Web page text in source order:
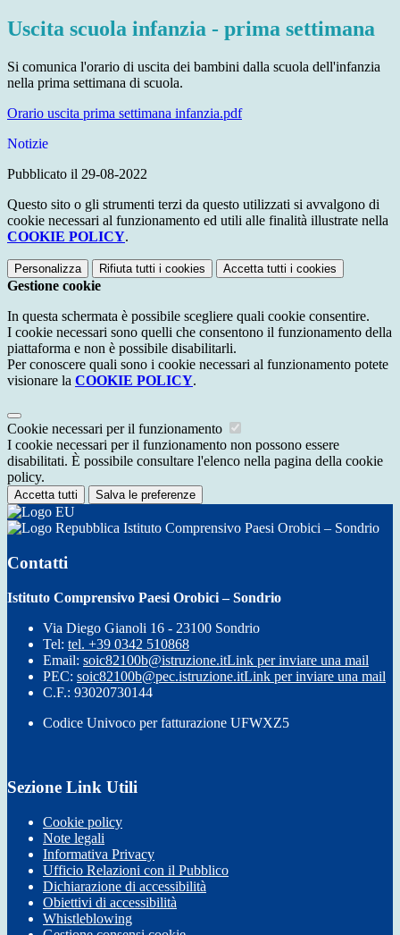
Uscita scuola infanzia - prima settimana
Si comunica l'orario di uscita dei bambini dalla scuola dell'infanzia
nella prima settimana di scuola.
Orario uscita prima settimana infanzia.pdf
Notizie
Pubblicato il 29-08-2022
Questo sito o gli strumenti terzi da questo utilizzati si avvalgono di
cookie necessari al funzionamento ed utili alle finalità illustrate nella
COOKIE POLICY.
Personalizza Rifiuta tutti i cookies Accetta tutti i cookies
Gestione cookie
In questa schermata è possibile scegliere quali cookie consentire.
I cookie necessari sono quelli che consentono il funzionamento della
piattaforma e non è possibile disabilitarli.
Per conoscere quali sono i cookie necessari al funzionamento potete
visionare la COOKIE POLICY.
Cookie necessari per il funzionamento
I cookie necessari per il funzionamento non possono essere
disabilitati. È possibile consultare l'elenco nella pagina della cookie
policy.
Accetta tutti Salva le preferenze
Istituto Comprensivo Paesi Orobici – Sondrio
Contatti
Istituto Comprensivo Paesi Orobici – Sondrio
Via Diego Gianoli 16 - 23100 Sondrio
Tel: tel. +39 0342 510868
Email: soic82100b@istruzione.itLink per inviare una mail
PEC: soic82100b@pec.istruzione.itLink per inviare una mail
C.F.: 93020730144
Codice Univoco per fatturazione UFWXZ5
Sezione Link Utili
Cookie policy
Note legali
Informativa Privacy
Ufficio Relazioni con il Pubblico
Dichiarazione di accessibilità
Obiettivi di accessibilità
Whistleblowing